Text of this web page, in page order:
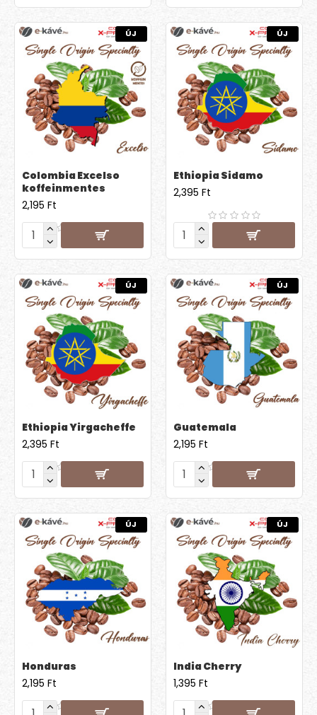
ÚJ
Colombia Excelso
koffeinmentes
2,195 Ft
ÚJ
Ethiopia Sidamo
2,395 Ft
ÚJ
Ethiopia Yirgacheffe
2,395 Ft
ÚJ
Guatemala
2,195 Ft
ÚJ
Honduras
2,195 Ft
ÚJ
India Cherry
1,395 Ft